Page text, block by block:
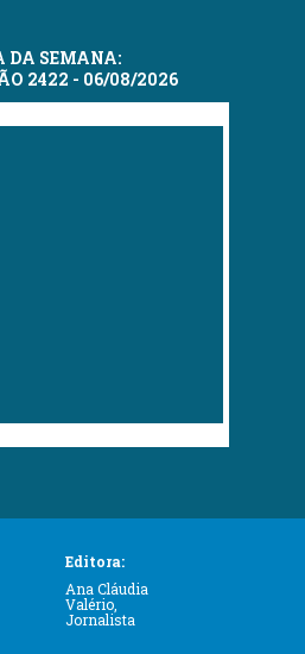
DA SEMANA:
2422 - 06/08/2026
Editora:
Ana Cláudia
Valério,
Jornalista